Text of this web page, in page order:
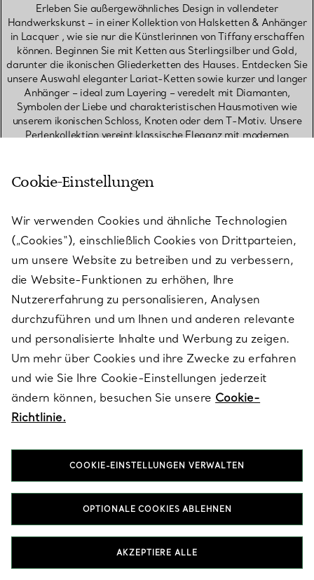
Erleben Sie außergewöhnliches Design in vollendeter
Handwerkskunst – in einer Kollektion von Halsketten & Anhänger
in Lacquer , wie sie nur die Künstlerinnen von Tiffany erschaffen
können. Beginnen Sie mit Ketten aus Sterlingsilber und Gold,
darunter die ikonischen Gliederketten des Hauses. Entdecken Sie
unsere Auswahl eleganter Lariat-Ketten sowie kurzer und langer
Anhänger – ideal zum Layering – veredelt mit Diamanten,
Symbolen der Liebe und charakteristischen Hausmotiven wie
unserem ikonischen Schloss, Knoten oder dem T-Motiv. Unsere
Perlenkollektion vereint klassische Eleganz mit modernen
der Welt mit größter Sorgfalt aus und fassen sie in zeitlose
Designs. Für ein besonderes Statement entdecken Sie die
Solitäranhängern über Pavé-Designs für den Alltag bis hin zu
stilvollen Varianten für Ihre kostbarsten Momente. Sie suchen ein
bedeutungsvolles Geschenk? Eine personalisierte Halskette ist
ein unvergessliches Geschenk, das über Jahre hinweg getragen
und geschätzt wird. Verleihen Sie ihr mit einer Gravur – etwa mit
eine ganz besondere Note. Ob modern oder klassisch: Tiffany
Halsketten & Anhänger in Lacquer sind Ausdruck der Liebe –
gemacht, um über Generationen hinweg zu bestehen.
ARMBÄNDER IN LACQUER
OHRRINGE IN LACQUER
Nach Kategorie ansehen
Cookie-Einstellungen
Wir verwenden Cookies und ähnliche Technologien
(„Cookies“), einschließlich Cookies von Drittparteien,
um unsere Website zu betreiben und zu verbessern,
die Website-Funktionen zu erhöhen, Ihre
Nutzererfahrung zu personalisieren, Analysen
durchzuführen und um Ihnen und anderen relevante
und personalisierte Inhalte und Werbung zu zeigen.
Um mehr über Cookies und ihre Zwecke zu erfahren
und wie Sie Ihre Cookie-Einstellungen jederzeit
ändern können, besuchen Sie unsere Cookie-
Richtlinie.
COOKIE-EINSTELLUNGEN VERWALTEN
OPTIONALE COOKIES ABLEHNEN
AKZEPTIERE ALLE